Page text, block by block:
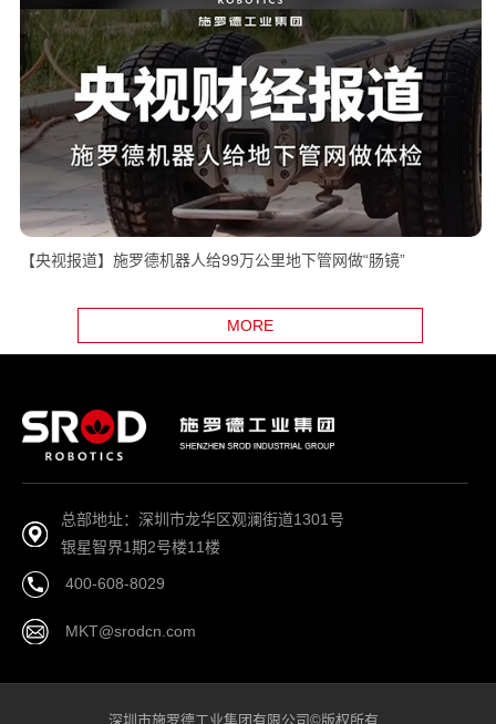
【央视报道】施罗德机器人给99万公里地下管网做“肠镜”
MORE
总部地址：深圳市龙华区观澜街道1301号
银星智界1期2号楼11楼
400-608-8029
MKT@srodcn.com
深圳市施罗德工业集团有限公司©版权所有